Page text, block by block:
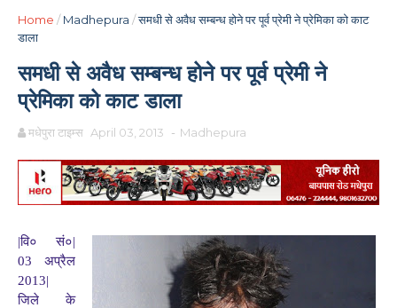
Home / Madhepura /समधी से अवैध सम्बन्ध होने पर पूर्व प्रेमी ने प्रेमिका को काट
डाला
समधी से अवैध सम्बन्ध होने पर पूर्व प्रेमी ने
प्रेमिका को काट डाला
मधेपुरा टाइम्स April 03, 2013 - Madhepura
|वि० सं०|
03 अप्रैल
2013|
जिले के